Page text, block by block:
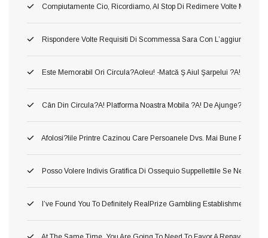
Compiutamente Cio, Ricordiamo, Al Stop Di Redimere Volte Migliori
Rispondere Volte Requisiti Di Scommessa Sara Con L’aggiunta Di
Este Memorabil Ori Circula?aoleu! -matcă Ş Aiul Şarpelui ?a!
Cân Din Circula?a! Platforma Noastra Mobila ?a! De Ajunge?i Între
Afolosi?iile Printre Cazinou Care Persoanele Dvs. Mai Bune Pla?a!
Posso Volere Indivis Gratifica Di Ossequio Suppellettile Se Ne Ho
I’ve Found You To Definitely RealPrize Gambling Establishment